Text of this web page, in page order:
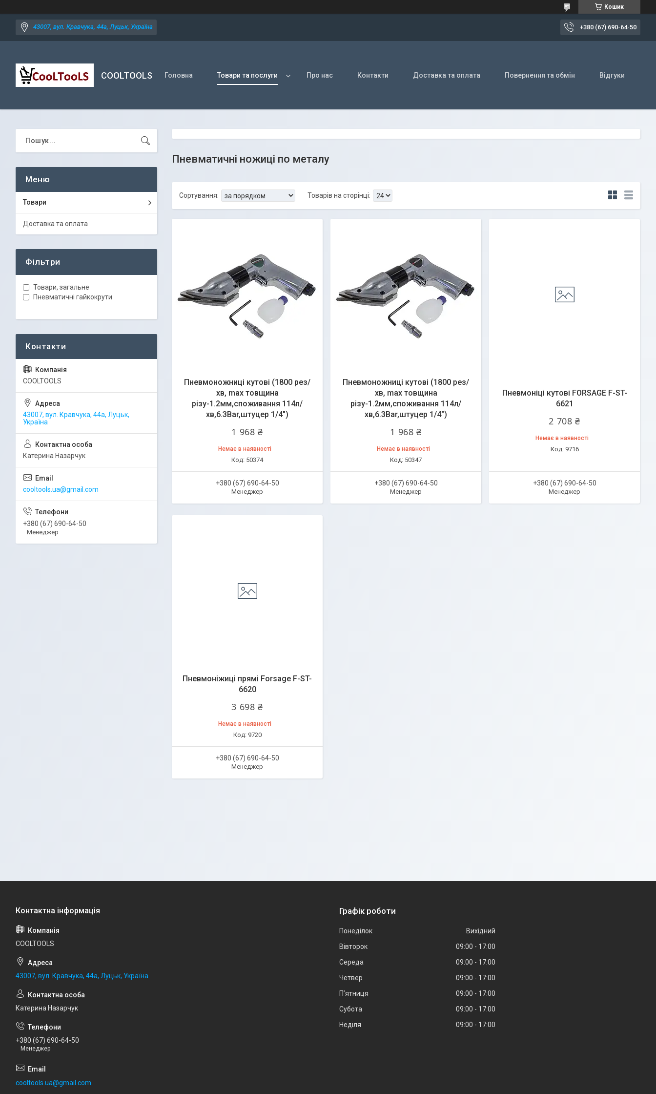
Кошик
43007, вул. Кравчука, 44а, Луцьк, Україна +380 (67) 690-64-50
COOLTOOLS Головна Товари та послуги Про нас Контакти Доставка та оплата Повернення та обмін Відгуки
Пневматичні ножиці по металу
Пневмоножниці кутові (1800 рез/
хв, max товщина
різу-1.2мм,споживання 114л/
хв,6.3Bar,штуцер 1/4")
1 968 ₴
Немає в наявності
50374
+380 (67) 690-64-50
Менеджер
Пневмоножниці кутові (1800 рез/
хв, max товщина
різу-1.2мм,споживання 114л/
хв,6.3Bar,штуцер 1/4")
1 968 ₴
Немає в наявності
50347
+380 (67) 690-64-50
Менеджер
Пневмоніці кутові FORSAGE F-ST-
6621
2 708 ₴
Немає в наявності
9716
+380 (67) 690-64-50
Менеджер
Пневмоніжиці прямі Forsage F-ST-
6620
3 698 ₴
Немає в наявності
9720
+380 (67) 690-64-50
Менеджер
Товари
Доставка та оплата
Фільтри
Товари, загальне
Пневматичні гайкокрути
COOLTOOLS
43007, вул. Кравчука, 44а, Луцьк,
Україна
Катерина Назарчук
cooltools.ua@gmail.com
+380 (67) 690-64-50
Менеджер
COOLTOOLS
43007, вул. Кравчука, 44а, Луцьк, Україна
Катерина Назарчук
+380 (67) 690-64-50
Менеджер
cooltools.ua@gmail.com
Графік роботи
Понеділок
Вихідний
Вівторок
09:00
17:00
Середа
09:00
17:00
Четвер
09:00
17:00
Пʼятниця
09:00
17:00
Субота
09:00
17:00
Неділя
09:00 17:00